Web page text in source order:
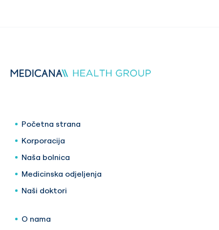
Početna strana
Korporacija
Naša bolnica
Medicinska odjeljenja
Naši doktori
O nama